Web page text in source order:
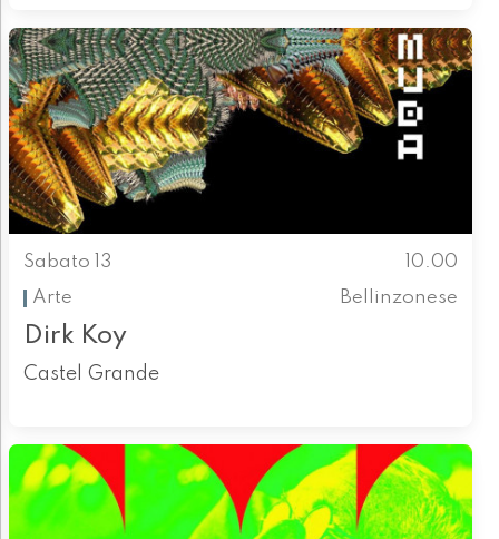
Sabato 13
10.00
Arte
Bellinzonese
Dirk Koy
Castel Grande